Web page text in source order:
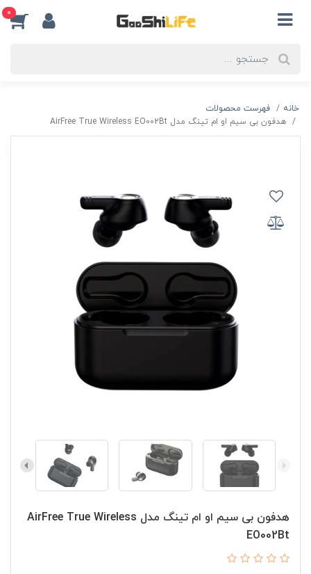
0
خانه
فهرست محصولات
هدفون بی سیم او ام تینگ مدل AirFree True Wireless EO002Bt
هدفون بی سیم او ام تینگ مدل AirFree True Wireless
EO002Bt